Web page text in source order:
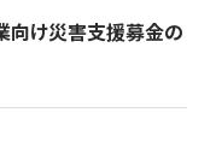
向け災害支援募金の